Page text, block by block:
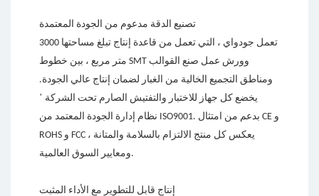
تصنيع الدقة مدعوم من الجودة المعتمدة
تعمل جودواي ، التي تعمل من قاعدة إنتاج تبلغ مساحتها 3000
متر مربع ، بين خطوط SMT وورش عمل صنع القوالب
ومناطق التجميع الخالية من الغبار لضمان إنتاج عالي الجودة.
يخضع كل جهاز للاختبار والتفتيش الصارم تحت الشركة ’
نظام إدارة الجودة المعتمد من ISO9001. بدعم من امتثال CE و
ROHS و FCC ، يعكس كل منتج الالتزام بالسلامة والمتانة
ومعايير السوق العالمية.
إنتاج قابل للتطوير مع الأداء المثبت